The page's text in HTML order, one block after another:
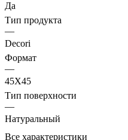
Да
Тип продукта
—
Decori
Формат
—
45X45
Тип поверхности
—
Натуральный
Все характеристики